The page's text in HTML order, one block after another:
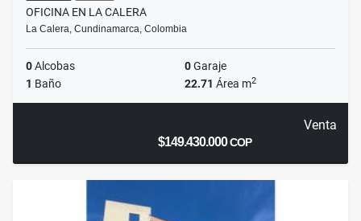
OFICINA EN LA CALERA
La Calera, Cundinamarca, Colombia
0Alcobas 0Garaje
1 Baño 22.71 Área m2
Venta
$149.430.000COP